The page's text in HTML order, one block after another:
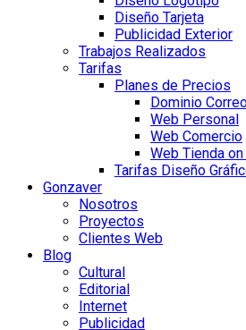
Diseño Tarjeta
Publicidad Exterior
Trabajos Realizados
Tarifas
Planes de Precios
Dominio
Web Personal
Web Comercio
Web Tienda
Tarifas Diseño
Gonzaver
Nosotros
Proyectos
Clientes Web
Blog
Cultural
Editorial
Internet
Publicidad